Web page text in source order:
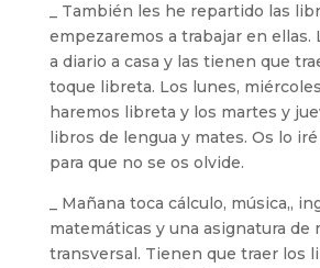
_ También les he repartido las
empezaremos a trabajar en ellas.
a diario a casa y las tienen que
toque libreta. Los lunes,
haremos libreta y los martes y
libros de lengua y mates. Os lo
para que no se os olvide.
_ Mañana toca cálculo, música,,
matemáticas y una asignatura de
transversal. Tienen que traer los